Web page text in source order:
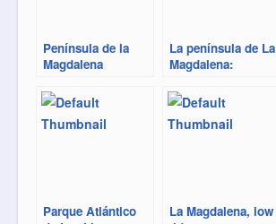
Península de la
Magdalena
La península de La
Magdalena:
Parque Atlántico
La Magdalena, low